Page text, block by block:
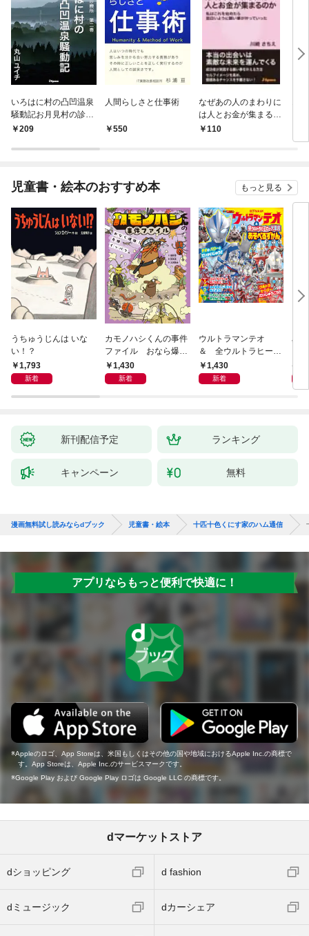
いろはに村の凸凹温泉
騒動記お月見村の診療
所 第二巻
209
人間らしさと仕事術
550
なぜあの人のまわりに
は人とお金が集まるの
か私はこれを始めたら
110
児童書・絵本のおすすめ本 もっと見る
うちゅうじんは いな
い！？
1,793
新着
カモノハシくんの事件
ファイル おなら爆
弾！ 危機イッパツ編
1,430
新着
ウルトラマンテオ
＆ 全ウルトラヒーロ
ー大集合 あそべるず
かん
1,430
新着
星
新刊配信予定 ランキング
キャンペーン 無料
漫画無料試し読みならdブック 児童書・絵本 十匹十色くにす家のハム通信
アプリならもっと便利で快適に！
Appleのロゴ、App Storeは、米国もしくはその他の国や地域におけるApple Inc.の商標で
す。App Storeは、Apple Inc.のサービスマークです。
Google Play および Google Play ロゴは Google LLC の商標です。
dマーケットストア
dショッピング d fashion
dミュージック dカーシェア